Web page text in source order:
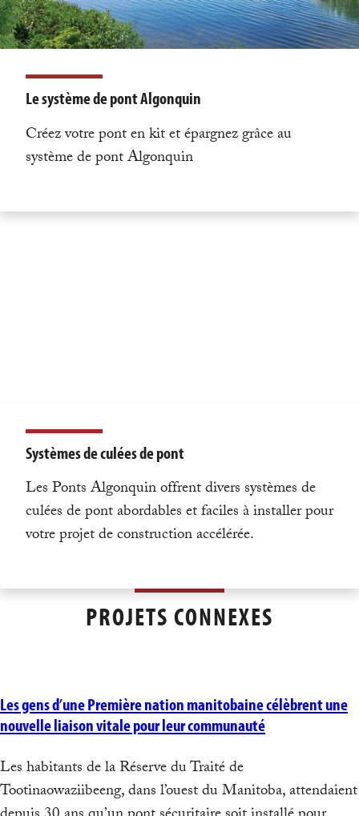
Le système de pont Algonquin
Créez votre pont en kit et épargnez grâce au
système de pont Algonquin
Systèmes de culées de pont
Les Ponts Algonquin offrent divers systèmes de
culées de pont abordables et faciles à installer pour
votre projet de construction accélérée.
PROJETS CONNEXES
Les gens d’une Première nation manitobaine célèbrent une
nouvelle liaison vitale pour leur communauté
Les habitants de la Réserve du Traité de
Tootinaowaziibeeng, dans l’ouest du Manitoba, attendaient